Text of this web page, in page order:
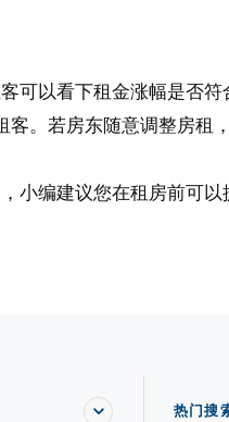
可以看下租金涨幅是否符
客。若房东随意调整房租
小编建议您在租房前可以
热门搜